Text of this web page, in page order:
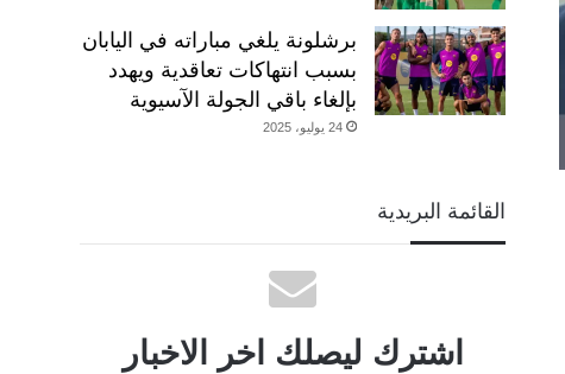
برشلونة يلغي مباراته في اليابان
بسبب انتهاكات تعاقدية ويهدد
بإلغاء باقي الجولة الآسيوية
24 يوليو، 2025
القائمة البريدية
اشترك ليصلك اخر الاخبار